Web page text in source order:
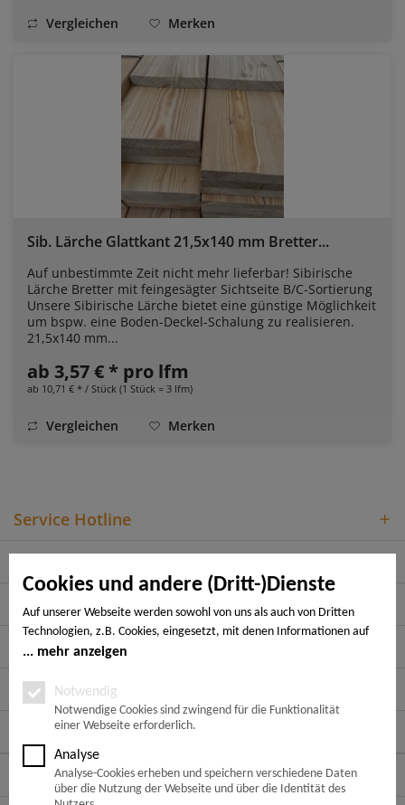
Cookies und andere (Dritt-)Dienste
Auf unserer Webseite werden sowohl von uns als auch von Dritten
Technologien, z.B. Cookies, eingesetzt, mit denen Informationen auf
Ihrem Endgerät gespeichert und/oder von Ihrem Endgerät abgerufen
Notwendige Cookies, Analyse-, Marketing- und Statistik-Cookies. Bei
den notwendigen Cookies handelt es sich um solche, die technisch
notwendig sind, um den von Ihnen gewünschten Dienst
bereitzustellen, die übrigen Cookies werden nur auf Grund einer von
Ihnen erteilten Einwilligung gesetzt. Die Einwilligung ist freiwillig.
Personen, die das 16. Lebensjahr noch nicht vollendet haben,
mehr anzeigen
Notwendig
Notwendige Cookies sind zwingend für die Funktionalität
einer Webseite erforderlich.
Analyse
Analyse-Cookies erheben und speichern verschiedene Daten
über die Nutzung der Webseite und über die Identität des
Vergleichen Merken
Sib. Lärche Glattkant 21,5x140 mm Bretter...
Auf unbestimmte Zeit nicht mehr lieferbar! Sibirische
Lärche Bretter mit feingesägter Sichtseite B/C-Sortierung
Unsere Sibirische Lärche bietet eine günstige Möglichkeit
um bspw. eine Boden-Deckel-Schalung zu realisieren.
21,5x140 mm...
ab 3,57 € * pro lfm
ab 10,71 € * / Stück (1 Stück = 3 lfm)
Vergleichen Merken
Service Hotline
Informationen
Rechtliches
Zahlungsarten
Folge uns auf:
Versandarten